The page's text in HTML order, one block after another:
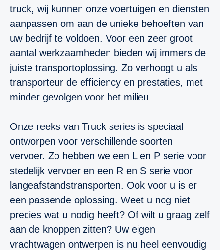
truck, wij kunnen onze voertuigen en diensten
aanpassen om aan de unieke behoeften van
uw bedrijf te voldoen. Voor een zeer groot
aantal werkzaamheden bieden wij immers de
juiste transportoplossing. Zo verhoogt u als
transporteur de efficiency en prestaties, met
minder gevolgen voor het milieu.
Onze reeks van Truck series is speciaal
ontworpen voor verschillende soorten
vervoer. Zo hebben we een L en P serie voor
stedelijk vervoer en een R en S serie voor
langeafstandstransporten. Ook voor u is er
een passende oplossing. Weet u nog niet
precies wat u nodig heeft? Of wilt u graag zelf
aan de knoppen zitten? Uw eigen
vrachtwagen ontwerpen is nu heel eenvoudig